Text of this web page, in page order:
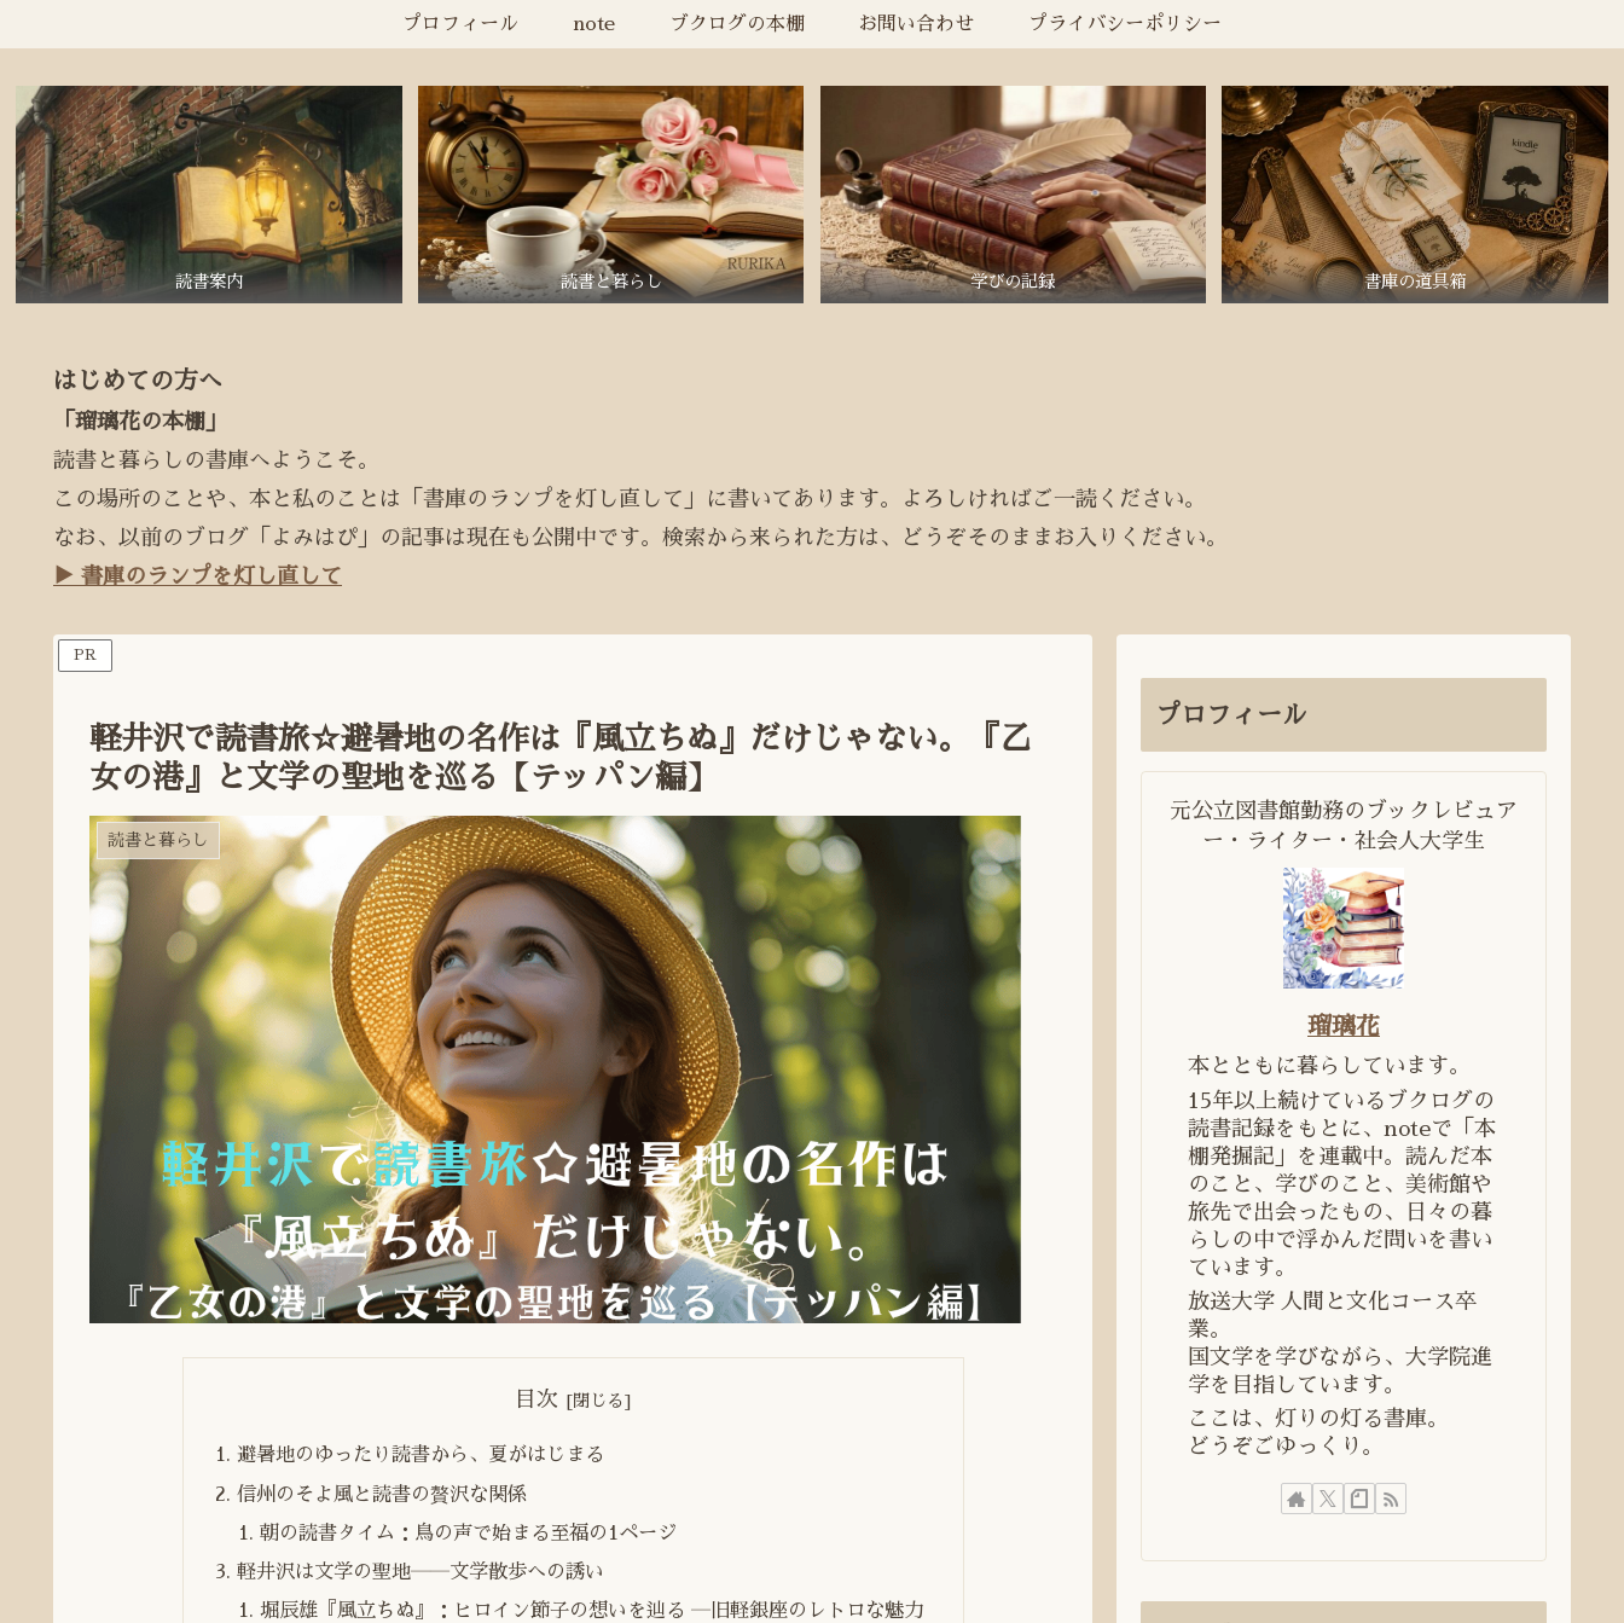
プロフィール note ブクログの本棚 お問い合わせ プライバシーポリシー
読書案内 読書と暮らし 学びの記録 書庫の道具箱
はじめての方へ
「瑠璃花の本棚」
読書と暮らしの書庫へようこそ。
この場所のことや、本と私のことは「書庫のランプを灯し直して」に書いてあります。よろしければご一読ください。
なお、以前のブログ「よみはぴ」の記事は現在も公開中です。検索から来られた方は、どうぞそのままお入りください。
▶ 書庫のランプを灯し直して
PR
軽井沢で読書旅☆避暑地の名作は『風立ちぬ』だけじゃない。『乙
女の港』と文学の聖地を巡る【テッパン編】
読書と暮らし
目次
避暑地のゆったり読書から、夏がはじまる
信州のそよ風と読書の贅沢な関係
朝の読書タイム：鳥の声で始まる至福の1ページ
軽井沢は文学の聖地――文学散歩への誘い
堀辰雄『風立ちぬ』：ヒロイン節子の想いを辿る ―旧軽銀座のレトロな魅力
プロフィール
元公立図書館勤務のブックレビュア
ー・ライター・社会人大学生
瑠璃花
本とともに暮らしています。
15年以上続けているブクログの
読書記録をもとに、noteで「本
棚発掘記」を連載中。読んだ本
のこと、学びのこと、美術館や
旅先で出会ったもの、日々の暮
らしの中で浮かんだ問いを書い
ています。
放送大学 人間と文化コース卒
業。
国文学を学びながら、大学院進
学を目指しています。
ここは、灯りの灯る書庫。
どうぞごゆっくり。